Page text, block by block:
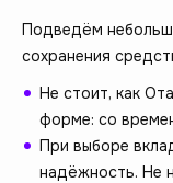
Подведём
сохранения
Не стоит, как
форме: со
При выборе
надёжность. Не